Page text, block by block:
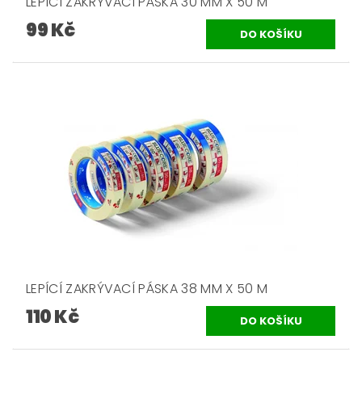
99 Kč
LEPÍCÍ ZAKRÝVACÍ PÁSKA 38 MM X 50 M
110 Kč